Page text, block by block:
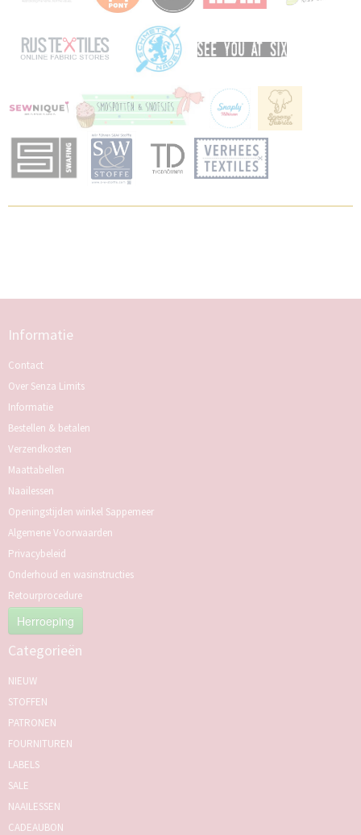
Informatie
Contact
Over Senza Limits
Informatie
Bestellen & betalen
Verzendkosten
Maattabellen
Naailessen
Openingstijden winkel Sappemeer
Algemene Voorwaarden
Privacybeleid
Onderhoud en wasinstructies
Retourprocedure
Herroeping
Categorieën
NIEUW
STOFFEN
PATRONEN
FOURNITUREN
LABELS
SALE
NAAILESSEN
CADEAUBON